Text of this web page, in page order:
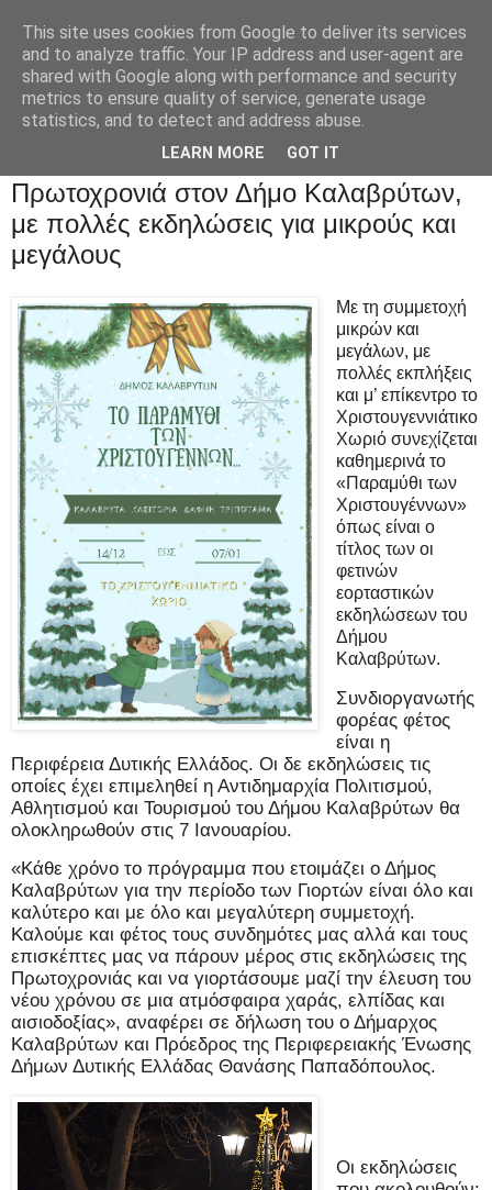
Πρωτοχρονιά στον Δήμο Καλαβρύτων,
με πολλές εκδηλώσεις για μικρούς και
μεγάλους
Με τη συμμετοχή
μικρών και
μεγάλων, με
πολλές εκπλήξεις
και μ’ επίκεντρο το
Χριστουγεννιάτικο
Χωριό συνεχίζεται
καθημερινά το
«Παραμύθι των
Χριστουγέννων»
όπως είναι ο
τίτλος των οι
φετινών
εορταστικών
εκδηλώσεων του
Δήμου
Καλαβρύτων.
Συνδιοργανωτής
φορέας φέτος
είναι η
Περιφέρεια Δυτικής Ελλάδος. Οι δε εκδηλώσεις τις
οποίες έχει επιμεληθεί η Αντιδημαρχία Πολιτισμού,
Αθλητισμού και Τουρισμού του Δήμου Καλαβρύτων θα
ολοκληρωθούν στις 7 Ιανουαρίου.
«Κάθε χρόνο το πρόγραμμα που ετοιμάζει ο Δήμος
Καλαβρύτων για την περίοδο των Γιορτών είναι όλο και
καλύτερο και με όλο και μεγαλύτερη συμμετοχή.
Καλούμε και φέτος τους συνδημότες μας αλλά και τους
επισκέπτες μας να πάρουν μέρος στις εκδηλώσεις της
Πρωτοχρονιάς και να γιορτάσουμε μαζί την έλευση του
νέου χρόνου σε μια ατμόσφαιρα χαράς, ελπίδας και
αισιοδοξίας», αναφέρει σε δήλωση του ο Δήμαρχος
Καλαβρύτων και Πρόεδρος της Περιφερειακής Ένωσης
Δήμων Δυτικής Ελλάδας Θανάσης Παπαδόπουλος.
Οι εκδηλώσεις
This site uses cookies from Google to deliver its services
and to analyze traffic. Your IP address and user-agent are
shared with Google along with performance and security
metrics to ensure quality of service, generate usage
statistics, and to detect and address abuse.
LEARN MORE GOT IT